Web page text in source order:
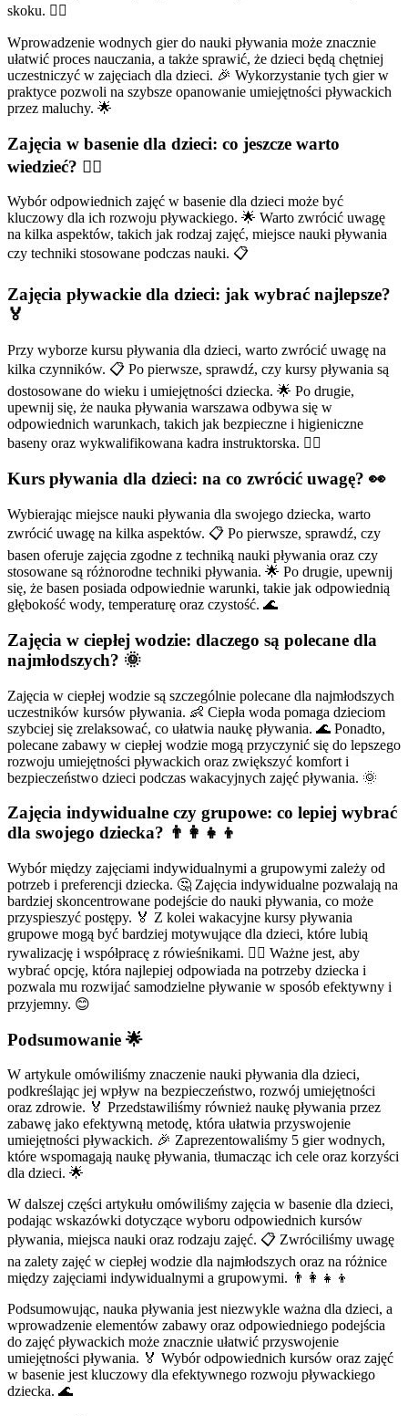
skoku. 🏊‍♀️
Wprowadzenie wodnych gier do nauki pływania może znacznie
ułatwić proces nauczania, a także sprawić, że dzieci będą chętniej
uczestniczyć w zajęciach dla dzieci. 🎉 Wykorzystanie tych gier w
praktyce pozwoli na szybsze opanowanie umiejętności pływackich
przez maluchy. 🌟
Zajęcia w basenie dla dzieci: co jeszcze warto
wiedzieć? 🏊‍♂️
Wybór odpowiednich zajęć w basenie dla dzieci może być
kluczowy dla ich rozwoju pływackiego. 🌟 Warto zwrócić uwagę
na kilka aspektów, takich jak rodzaj zajęć, miejsce nauki pływania
czy techniki stosowane podczas nauki. 📋
Zajęcia pływackie dla dzieci: jak wybrać najlepsze?
🏅
Przy wyborze kursu pływania dla dzieci, warto zwrócić uwagę na
kilka czynników. 📋 Po pierwsze, sprawdź, czy kursy pływania są
dostosowane do wieku i umiejętności dziecka. 🌟 Po drugie,
upewnij się, że nauka pływania warszawa odbywa się w
odpowiednich warunkach, takich jak bezpieczne i higieniczne
baseny oraz wykwalifikowana kadra instruktorska. 🏊‍♀️
Kurs pływania dla dzieci: na co zwrócić uwagę? 👀
Wybierając miejsce nauki pływania dla swojego dziecka, warto
zwrócić uwagę na kilka aspektów. 📋 Po pierwsze, sprawdź, czy
basen oferuje zajęcia zgodne z techniką nauki pływania oraz czy
stosowane są różnorodne techniki pływania. 🌟 Po drugie, upewnij
się, że basen posiada odpowiednie warunki, takie jak odpowiednią
głębokość wody, temperaturę oraz czystość. 🌊
Zajęcia w ciepłej wodzie: dlaczego są polecane dla
najmłodszych? 🌞
Zajęcia w ciepłej wodzie są szczególnie polecane dla najmłodszych
uczestników kursów pływania. 👶 Ciepła woda pomaga dzieciom
szybciej się zrelaksować, co ułatwia naukę pływania. 🌊 Ponadto,
polecane zabawy w ciepłej wodzie mogą przyczynić się do lepszego
rozwoju umiejętności pływackich oraz zwiększyć komfort i
bezpieczeństwo dzieci podczas wakacyjnych zajęć pływania. 🌞
Zajęcia indywidualne czy grupowe: co lepiej wybrać
dla swojego dziecka? 👨‍👩‍👧‍👦
Wybór między zajęciami indywidualnymi a grupowymi zależy od
potrzeb i preferencji dziecka. 🤔 Zajęcia indywidualne pozwalają na
bardziej skoncentrowane podejście do nauki pływania, co może
przyspieszyć postępy. 🏅 Z kolei wakacyjne kursy pływania
grupowe mogą być bardziej motywujące dla dzieci, które lubią
rywalizację i współpracę z rówieśnikami. 🏊‍♂️ Ważne jest, aby
wybrać opcję, która najlepiej odpowiada na potrzeby dziecka i
pozwala mu rozwijać samodzielne pływanie w sposób efektywny i
przyjemny. 😊
Podsumowanie 🌟
W artykule omówiliśmy znaczenie nauki pływania dla dzieci,
podkreślając jej wpływ na bezpieczeństwo, rozwój umiejętności
oraz zdrowie. 🏅 Przedstawiliśmy również naukę pływania przez
zabawę jako efektywną metodę, która ułatwia przyswojenie
umiejętności pływackich. 🎉 Zaprezentowaliśmy 5 gier wodnych,
które wspomagają naukę pływania, tłumacząc ich cele oraz korzyści
dla dzieci. 🌟
W dalszej części artykułu omówiliśmy zajęcia w basenie dla dzieci,
podając wskazówki dotyczące wyboru odpowiednich kursów
pływania, miejsca nauki oraz rodzaju zajęć. 📋 Zwróciliśmy uwagę
na zalety zajęć w ciepłej wodzie dla najmłodszych oraz na różnice
między zajęciami indywidualnymi a grupowymi. 👨‍👩‍👧‍👦
Podsumowując, nauka pływania jest niezwykle ważna dla dzieci, a
wprowadzenie elementów zabawy oraz odpowiedniego podejścia
do zajęć pływackich może znacznie ułatwić przyswojenie
umiejętności pływania. 🏅 Wybór odpowiednich kursów oraz zajęć
w basenie jest kluczowy dla efektywnego rozwoju pływackiego
dziecka. 🌊